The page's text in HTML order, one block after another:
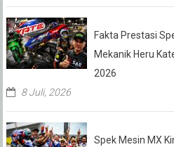
Fakta Prestasi
Mekanik Heru
2026
8 Juli, 2026
Spek Mesin MX